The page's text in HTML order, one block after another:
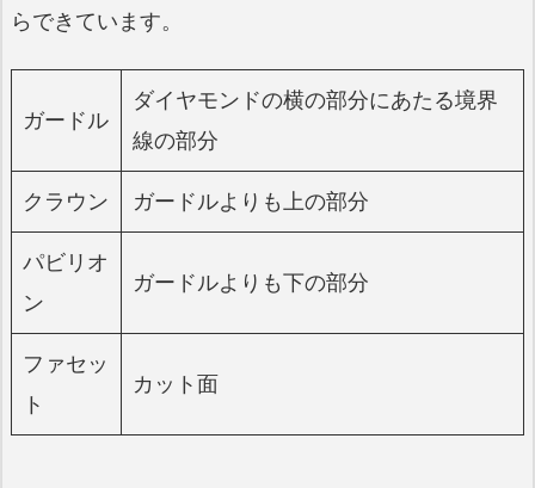
らできています。
ガードル
ダイヤモンドの横の部分にあたる境界
線の部分
クラウン ガードルよりも上の部分
パビリオ
ン
ガードルよりも下の部分
ファセッ
ト
カット面